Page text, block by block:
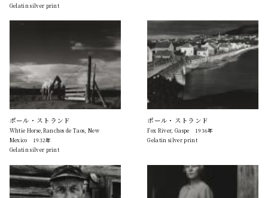
Gelatin silver print
ポール・ストランド
Whtie Horse,Ranchos de Taos, New
Mexico 1932年
Gelatin silver print
ポール・ストランド
Fox River, Gaspe 1936年
Gelatin silver print